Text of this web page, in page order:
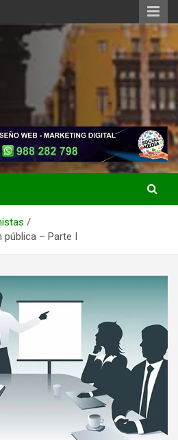
distrital, vecinal, municipal y de
sin descuidar las noticias
pública – Parte I